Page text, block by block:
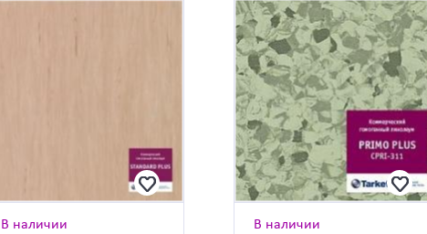
В наличии
В наличии